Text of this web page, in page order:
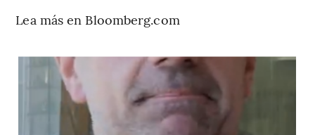
Lea más en Bloomberg.com